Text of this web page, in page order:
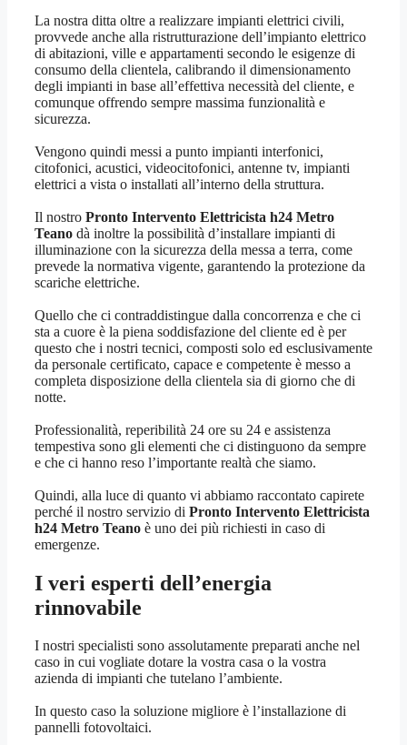
La nostra ditta oltre a realizzare impianti elettrici civili,
provvede anche alla ristrutturazione dell’impianto elettrico
di abitazioni, ville e appartamenti secondo le esigenze di
consumo della clientela, calibrando il dimensionamento
degli impianti in base all’effettiva necessità del cliente, e
comunque offrendo sempre massima funzionalità e
sicurezza.
Vengono quindi messi a punto impianti interfonici,
citofonici, acustici, videocitofonici, antenne tv, impianti
elettrici a vista o installati all’interno della struttura.
Il nostro Pronto Intervento Elettricista h24 Metro
Teano dà inoltre la possibilità d’installare impianti di
illuminazione con la sicurezza della messa a terra, come
prevede la normativa vigente, garantendo la protezione da
scariche elettriche.
Quello che ci contraddistingue dalla concorrenza e che ci
sta a cuore è la piena soddisfazione del cliente ed è per
questo che i nostri tecnici, composti solo ed esclusivamente
da personale certificato, capace e competente è messo a
completa disposizione della clientela sia di giorno che di
notte.
Professionalità, reperibilità 24 ore su 24 e assistenza
tempestiva sono gli elementi che ci distinguono da sempre
e che ci hanno reso l’importante realtà che siamo.
Quindi, alla luce di quanto vi abbiamo raccontato capirete
perché il nostro servizio di Pronto Intervento Elettricista
h24 Metro Teano è uno dei più richiesti in caso di
emergenze.
I veri esperti dell’energia
rinnovabile
I nostri specialisti sono assolutamente preparati anche nel
caso in cui vogliate dotare la vostra casa o la vostra
azienda di impianti che tutelano l’ambiente.
In questo caso la soluzione migliore è l’installazione di
pannelli fotovoltaici.